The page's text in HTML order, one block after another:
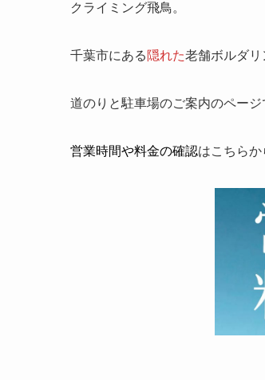
クライミング飛鳥。
千葉市にある 隠れた老舗ボルダリ
道のりと駐車場のご案内のページ
営業時間や料金の確認はこちらか